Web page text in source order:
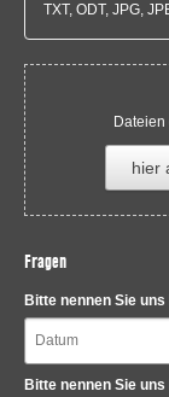
TXT, ODT, JPG,
hier
Fragen
Bitte nennen Sie
Bitte nennen Sie